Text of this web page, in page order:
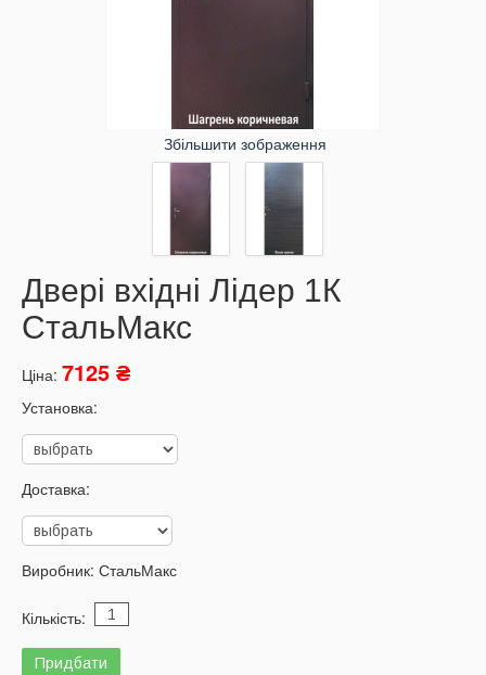
Збільшити зображення
Двері вхідні Лідер 1К
СтальМакс
Ціна: 7125 ₴
Установка:
Доставка:
Виробник: СтальМакс
Кількість: